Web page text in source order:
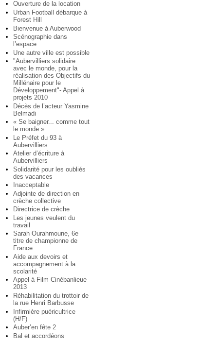
Ouverture de la location
Urban Football débarque à
Forest Hill
Bienvenue à Auberwood
Scénographie dans
l’espace
Une autre ville est possible
"Aubervilliers solidaire
avec le monde, pour la
réalisation des Objectifs du
Millénaire pour le
Développement"- Appel à
projets 2010
Décès de l’acteur Yasmine
Belmadi
« Se baigner... comme tout
le monde »
Le Préfet du 93 à
Aubervilliers
Atelier d’écriture à
Aubervilliers
Solidarité pour les oubliés
des vacances
Inacceptable
Adjointe de direction en
crèche collective
Directrice de crèche
Les jeunes veulent du
travail
Sarah Ourahmoune, 6e
titre de championne de
France
Aide aux devoirs et
accompagnement à la
scolarité
Appel à Film Cinébanlieue
2013
Réhabilitation du trottoir de
la rue Henri Barbusse
Infirmière puéricultrice
(H/F)
Auber’en fête 2
Bal et accordéons